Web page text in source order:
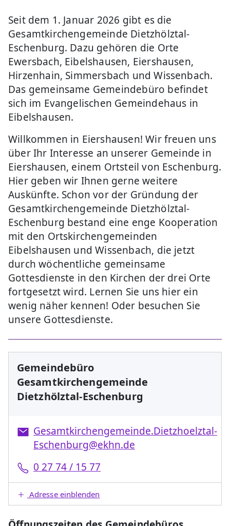
Seit dem 1. Januar 2026 gibt es die
Gesamtkirchengemeinde Dietzhölztal-
Eschenburg. Dazu gehören die Orte
Ewersbach, Eibelshausen, Eiershausen,
Hirzenhain, Simmersbach und Wissenbach.
Das gemeinsame Gemeindebüro befindet
sich im Evangelischen Gemeindehaus in
Eibelshausen.
Willkommen in Eiershausen! Wir freuen uns
über Ihr Interesse an unserer Gemeinde in
Eiershausen, einem Ortsteil von Eschenburg.
Hier geben wir Ihnen gerne weitere
Auskünfte. Schon vor der Gründung der
Gesamtkirchengemeinde Dietzhölztal-
Eschenburg bestand eine enge Kooperation
mit den Ortskirchengemeinden
Eibelshausen und Wissenbach, die jetzt
durch wöchentliche gemeinsame
Gottesdienste in den Kirchen der drei Orte
fortgesetzt wird. Lernen Sie uns hier ein
wenig näher kennen! Oder besuchen Sie
unsere Gottesdienste.
Gemeindebüro
Gesamtkirchengemeinde
Dietzhölztal-Eschenburg
Gesamtkirchengemeinde.Dietzhoelztal-
Eschenburg@ekhn.de
0 27 74 / 15 77
Adresse einblenden